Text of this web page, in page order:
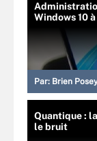
Windows 10 à
Par: Brien Posey
Quantique :
le bruit